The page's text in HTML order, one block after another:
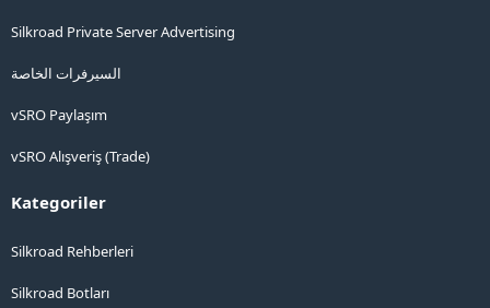
Silkroad Private Server Advertising
السيرفرات الخاصة
vSRO Paylaşım
vSRO Alışveriş (Trade)
Kategoriler
Silkroad Rehberleri
Silkroad Botları